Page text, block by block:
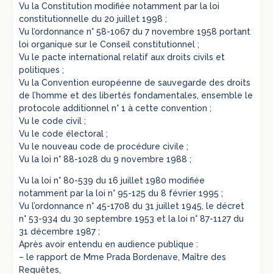
Vu la Constitution modifiée notamment par la loi
constitutionnelle du 20 juillet 1998 ;
Vu l’ordonnance n° 58-1067 du 7 novembre 1958 portant
loi organique sur le Conseil constitutionnel ;
Vu le pacte international relatif aux droits civils et
politiques ;
Vu la Convention européenne de sauvegarde des droits
de l’homme et des libertés fondamentales, ensemble le
protocole additionnel n° 1 à cette convention ;
Vu le code civil ;
Vu le code électoral ;
Vu le nouveau code de procédure civile ;
Vu la loi n° 88-1028 du 9 novembre 1988 ;
Vu la loi n° 80-539 du 16 juillet 1980 modifiée
notamment par la loi n° 95-125 du 8 février 1995 ;
Vu l’ordonnance n° 45-1708 du 31 juillet 1945, le décret
n° 53-934 du 30 septembre 1953 et la loi n° 87-1127 du
31 décembre 1987 ;
Après avoir entendu en audience publique :
– le rapport de Mme Prada Bordenave, Maître des
Requêtes,